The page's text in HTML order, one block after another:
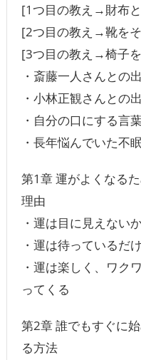
[1つ目の教え→財布
[2つ目の教え→靴を
[3つ目の教え→椅子
・斎藤一人さんとの
・小林正観さんとの
・自分の口にする言
・長年悩んでいた不
第1章 運がよくなる
理由
・運は目に見えない
・運は待っているだ
・運は楽しく、ワク
ってくる
第2章 誰でもすぐに
る方法